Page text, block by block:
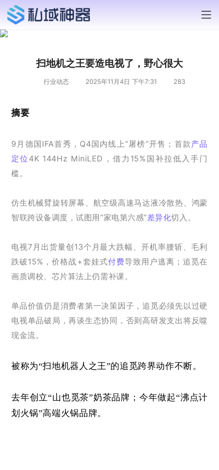
扫地机之王要造电视了，野心很大
行业动态 2025年11月4日 下午7:31 283
摘要
9月德国IFA首秀，Q4国内线上“屠榜”开售；首款产品
定位 4K 144Hz MiniLED，借力15%国补拉低入手门
槛。
仿生机械臂旋转屏幕、航空级高速马达液冷散热、鸿蒙
智联跨设备调度，试图用“家电第六感”差异化切入。
电视7月出货量创13个月最大跌幅、开机率腰斩、毛利
跌破15%，价格战+套娃式付费导致用户逃离；追觅在
画质调校、芯片算法上仍需补课。
单品价值仍是消费者第一决策因子，追觅必须先以过硬
电视单品破局，再谈生态协同，否则高研发支出将反噬
现金流。
被称为“扫地机器人之王”的追觅跨界动作不断。
去年创立“山也觅茶”奶茶品牌；今年做起“沸点计
划火锅”高端火锅品牌。